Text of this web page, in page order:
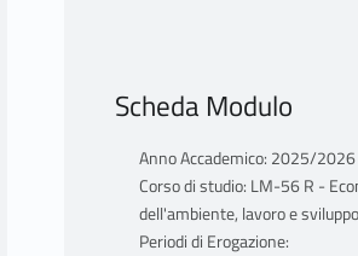
Scheda Modulo
Anno Accademico: 2025/2026
Corso di studio: LM-56 R -
dell'ambiente, lavoro e
Periodi di Erogazione: